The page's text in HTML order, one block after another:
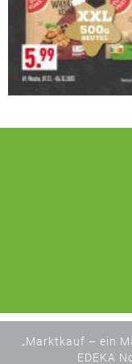
„Marktkauf – ein
EDEKA